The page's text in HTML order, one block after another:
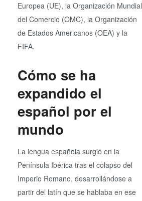
Europea (UE), la Organización Mundial
del Comercio (OMC), la Organización
de Estados Americanos (OEA) y la
FIFA.
Cómo se ha
expandido el
español por el
mundo
La lengua española surgió en la
Península Ibérica tras el colapso del
Imperio Romano, desarrollándose a
partir del latín que se hablaba en ese